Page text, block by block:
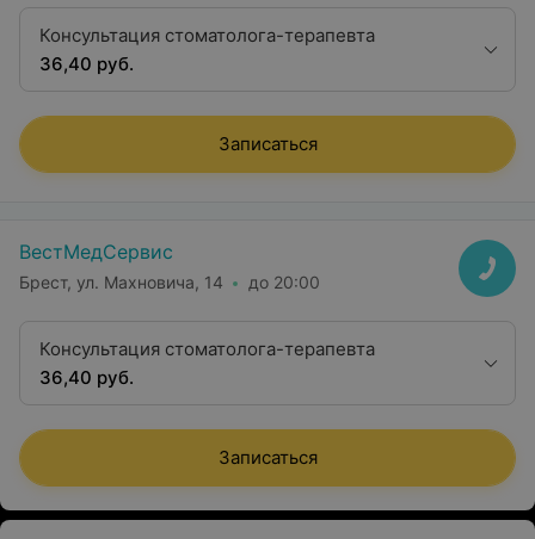
Консультация стоматолога-терапевта
36,40 руб.
Записаться
ВестМедСервис
Брест, ул. Махновича, 14 до 20:00
Консультация стоматолога-терапевта
36,40 руб.
Записаться